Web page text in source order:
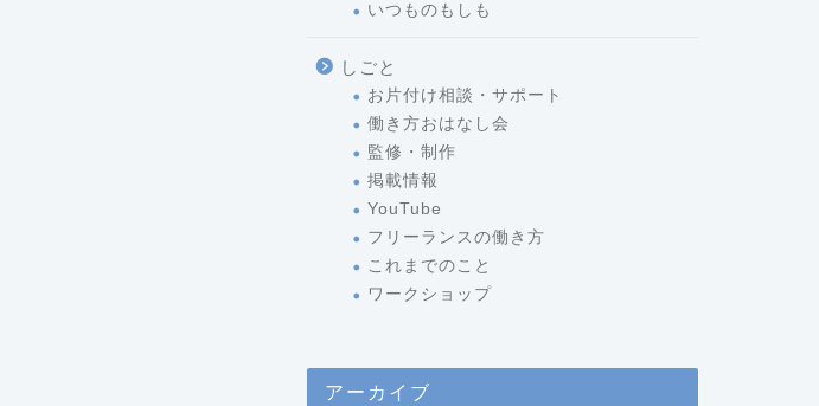
いつものもしも
しごと
お片付け相談・サポート
働き方おはなし会
監修・制作
掲載情報
YouTube
フリーランスの働き方
これまでのこと
ワークショップ
アーカイブ